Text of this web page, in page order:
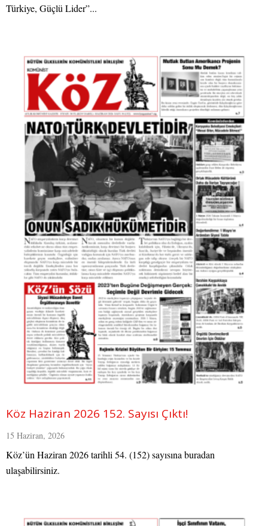
Türkiye, Güçlü Lider”...
Köz Haziran 2026 152. Sayısı Çıktı!
15 Haziran, 2026
Köz’ün Haziran 2026 tarihli 54. (152) sayısına buradan
ulaşabilirsiniz.